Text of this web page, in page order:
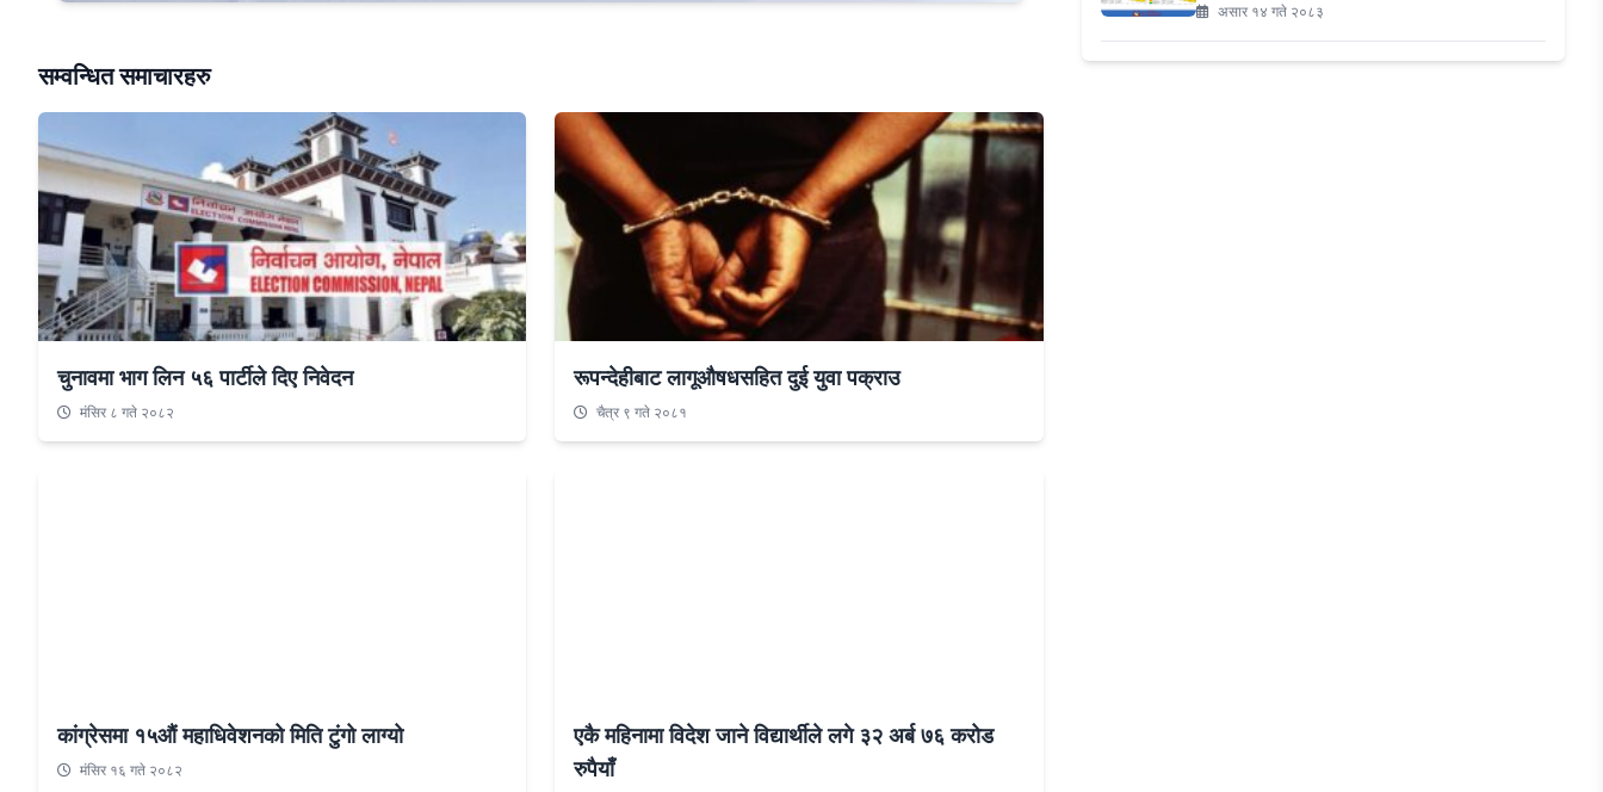
सम्वन्धित समाचारहरु
चुनावमा भाग लिन ५६ पार्टीले दिए निवेदन
मंसिर ८ गते २०८२
रूपन्देहीबाट लागूऔषधसहित दुई युवा पक्राउ
चैत्र ९ गते २०८१
कांग्रेसमा १५औं महाधिवेशनको मिति टुंगो लाग्यो
मंसिर १६ गते २०८२
एकै महिनामा विदेश जाने विद्यार्थीले लगे ३२ अर्ब ७६ करोड
रुपैयाँ
असार १४ गते २०८३